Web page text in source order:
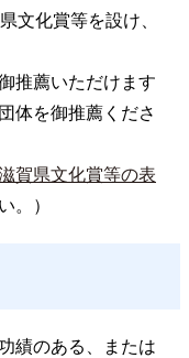
文化賞等を設け、
推薦いただけます
体を御推薦くださ
滋賀県文化賞等の表
。）
績のある、または